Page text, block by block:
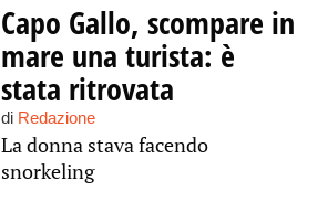
Capo Gallo, scompare in
mare una turista: è
stata ritrovata
di Redazione
La donna stava facendo
snorkeling